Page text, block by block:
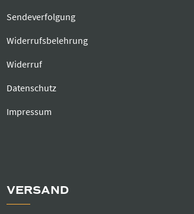
Sendeverfolgung
Widerrufsbelehrung
Widerruf
Datenschutz
Impressum
VERSAND